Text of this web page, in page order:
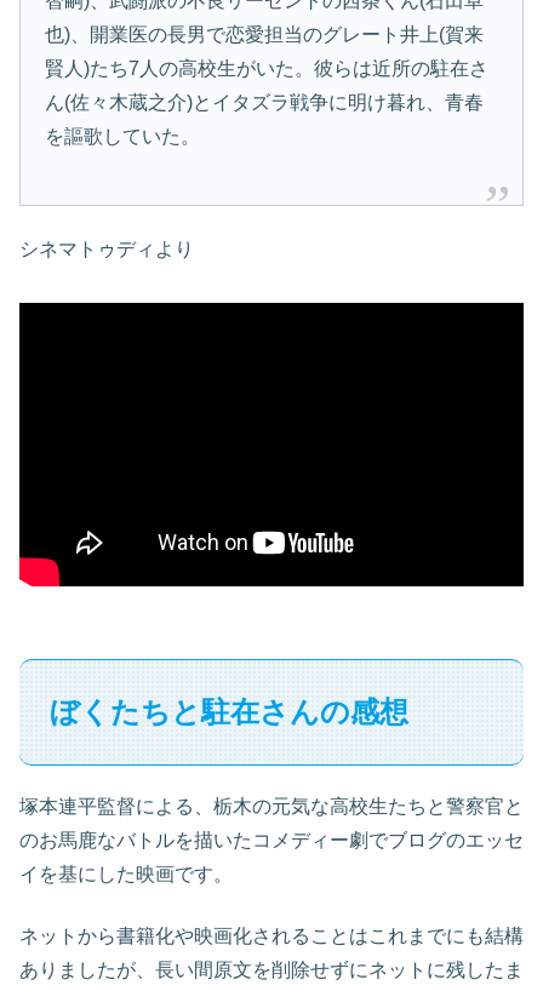
也)、開業医の長男で恋愛担当のグレート井上(賀来
賢人)たち7人の高校生がいた。彼らは近所の駐在さ
ん(佐々木蔵之介)とイタズラ戦争に明け暮れ、青春
を謳歌していた。
シネマトゥディより
ぼくたちと駐在さんの感想
塚本連平監督による、栃木の元気な高校生たちと警察官と
のお馬鹿なバトルを描いたコメディー劇でブログのエッセ
イを基にした映画です。
ネットから書籍化や映画化されることはこれまでにも結構
ありましたが、長い間原文を削除せずにネットに残したま